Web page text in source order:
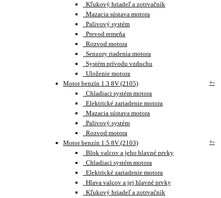
Kľukový hriadeľ a zotrvačník
Mazacia sústava motora
Palivový systém
Prevod remeňa
Rozvod motora
Senzory riadenia motora
Systém prívodu vzduchu
Uloženie motora
Motor benzín 1.3 8V (2105)
+-
Chladiaci systém motora
Elektrické zariadenie motora
Mazacia sústava motora
Palivový systém
Rozvod motora
Motor benzín 1.5 8V (2103)
+-
Blok valcov a jeho hlavné prvky
Chladiaci systém motora
Elektrické zariadenie motora
Hlava valcov a jej hlavné prvky
Kľukový hriadeľ a zotrvačník